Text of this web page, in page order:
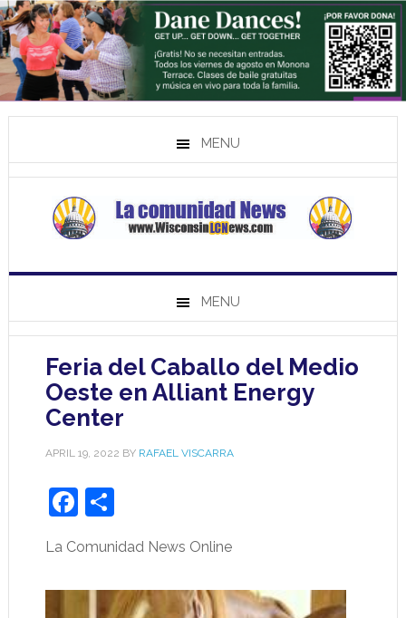
MENU
MENU
Feria del Caballo del Medio
Oeste en Alliant Energy
Center
APRIL 19, 2022 BY RAFAEL VISCARRA
Facebook
Share
La Comunidad News Online